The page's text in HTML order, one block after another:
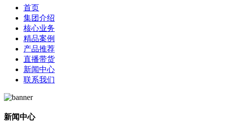
首页
集团介绍
核心业务
精品案例
产品推荐
直播带货
新闻中心
联系我们
新闻中心